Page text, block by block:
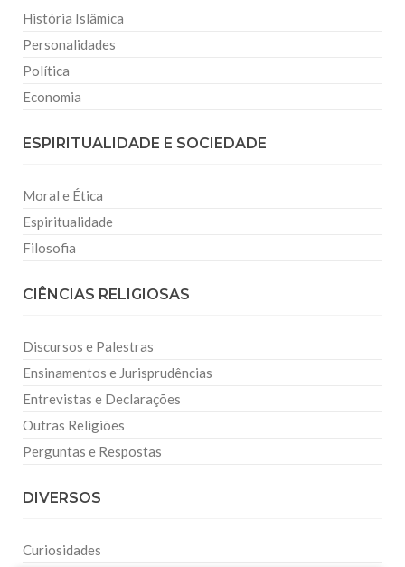
História Islâmica
Personalidades
Política
Economia
ESPIRITUALIDADE E SOCIEDADE
Moral e Ética
Espiritualidade
Filosofia
CIÊNCIAS RELIGIOSAS
Discursos e Palestras
Ensinamentos e Jurisprudências
Entrevistas e Declarações
Outras Religiões
Perguntas e Respostas
DIVERSOS
Curiosidades